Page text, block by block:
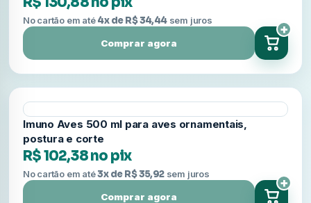
No cartão em até4x de R$ 34,44sem juros
Comprar agora
+
Imuno Aves 500 ml para aves ornamentais,
postura e corte
R$ 102,38 no pix
No cartão em até3x de R$ 35,92sem juros
Comprar agora
+